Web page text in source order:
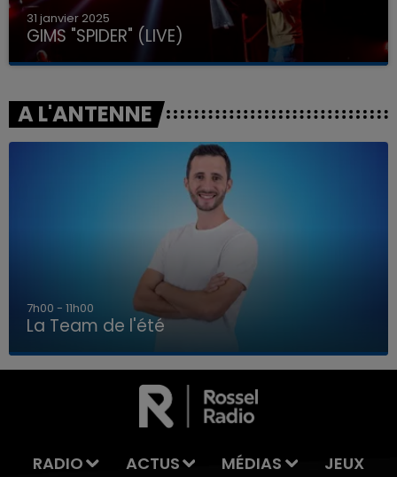
LA TEAM DE L'ÉTÉ
31 janvier 2025
GIMS "SPIDER" (LIVE)
A L'ANTENNE
7h00 - 11h00
La Team de l'été
RADIO ACTUS MÉDIAS JEUX